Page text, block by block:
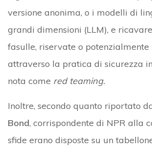
versione anonima, o i modelli di
grandi dimensioni (LLM), e
fasulle, riservate o potenzialmente
attraverso la pratica di sicurezza
nota come red teaming.
Inoltre, secondo quanto riportato
Bond, corrispondente di NPR alla
sfide erano disposte su un